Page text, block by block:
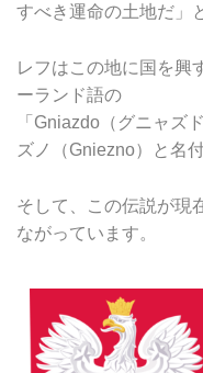
すべき運命の土地だ」
レフはこの地に国を興
ーランド語の
「Gniazdo（グニャズ
ズノ（Gniezno）と名
そして、この伝説が現
ながっています。